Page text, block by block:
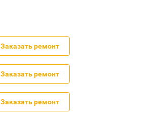
Заказать ремонт
Заказать ремонт
Заказать ремонт